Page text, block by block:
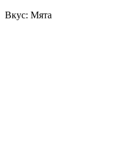
Вкус: Мята